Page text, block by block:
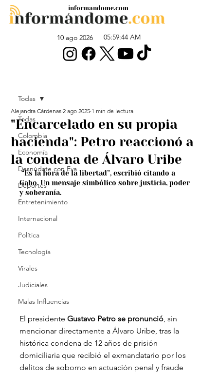
10 ago 2026 05:59:44 AM
informandome.com
Todas
Colombia
Economía
Desnúdate con Eva
Deportes
Entretenimiento
Internacional
Política
Tecnología
Virales
Judiciales
Malas Influencias
Todas
"Encarcelado en su propia
hacienda": Petro reaccionó a
la condena de Álvaro Uribe
Alejandra Cárdenas 2 ago 2025 1 min de lectura
“Es la hora de la libertad”, escribió citando a
Gabo. Un mensaje simbólico sobre justicia, poder
y soberanía.
El presidente Gustavo Petro se pronunció , sin
mencionar directamente a Álvaro Uribe, tras la
histórica condena de 12 años de prisión
domiciliaria que recibió el exmandatario por los
delitos de soborno en actuación penal y fraude